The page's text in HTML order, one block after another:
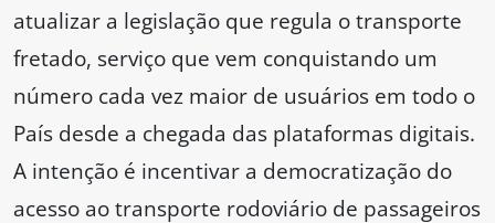
atualizar a legislação que regula o transporte
fretado, serviço que vem conquistando um
número cada vez maior de usuários em todo o
País desde a chegada das plataformas digitais.
A intenção é incentivar a democratização do
acesso ao transporte rodoviário de passageiros